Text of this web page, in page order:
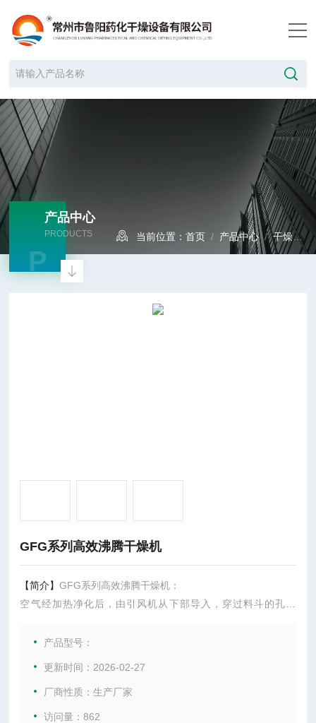
产品中心
PRODUCTS
P
当前位置：首页 / 产品中心/干燥设备
GFG系列高效沸腾干燥机
【简介】GFG系列高效沸腾干燥机：
空气经加热净化后，由引风机从下部导入，穿过料斗的孔网
发后随着排气带走，物料快速干燥。
产品型号：
更新时间：2026-02-27
厂商性质：生产厂家
访问量：862